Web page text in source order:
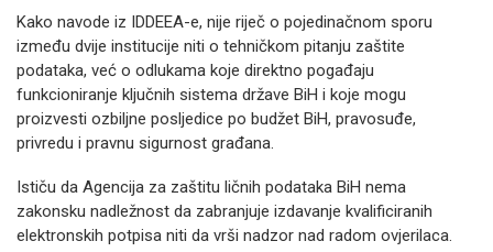
Kako navode iz IDDEEA-e, nije riječ o pojedinačnom sporu
između dvije institucije niti o tehničkom pitanju zaštite
podataka, već o odlukama koje direktno pogađaju
funkcioniranje ključnih sistema države BiH i koje mogu
proizvesti ozbiljne posljedice po budžet BiH, pravosuđe,
privredu i pravnu sigurnost građana.
Ističu da Agencija za zaštitu ličnih podataka BiH nema
zakonsku nadležnost da zabranjuje izdavanje kvalificiranih
elektronskih potpisa niti da vrši nadzor nad radom ovjerilaca.